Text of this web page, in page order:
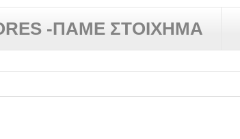
-ΠΑΜΕ ΣΤΟΙΧΗΜΑ